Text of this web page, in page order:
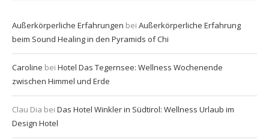
Außerkörperliche Erfahrungen bei Außerkörperliche Erfahrung
beim Sound Healing in den Pyramids of Chi
Caroline bei Hotel Das Tegernsee: Wellness Wochenende
zwischen Himmel und Erde
Clau Dia bei Das Hotel Winkler in Südtirol: Wellness Urlaub im
Design Hotel